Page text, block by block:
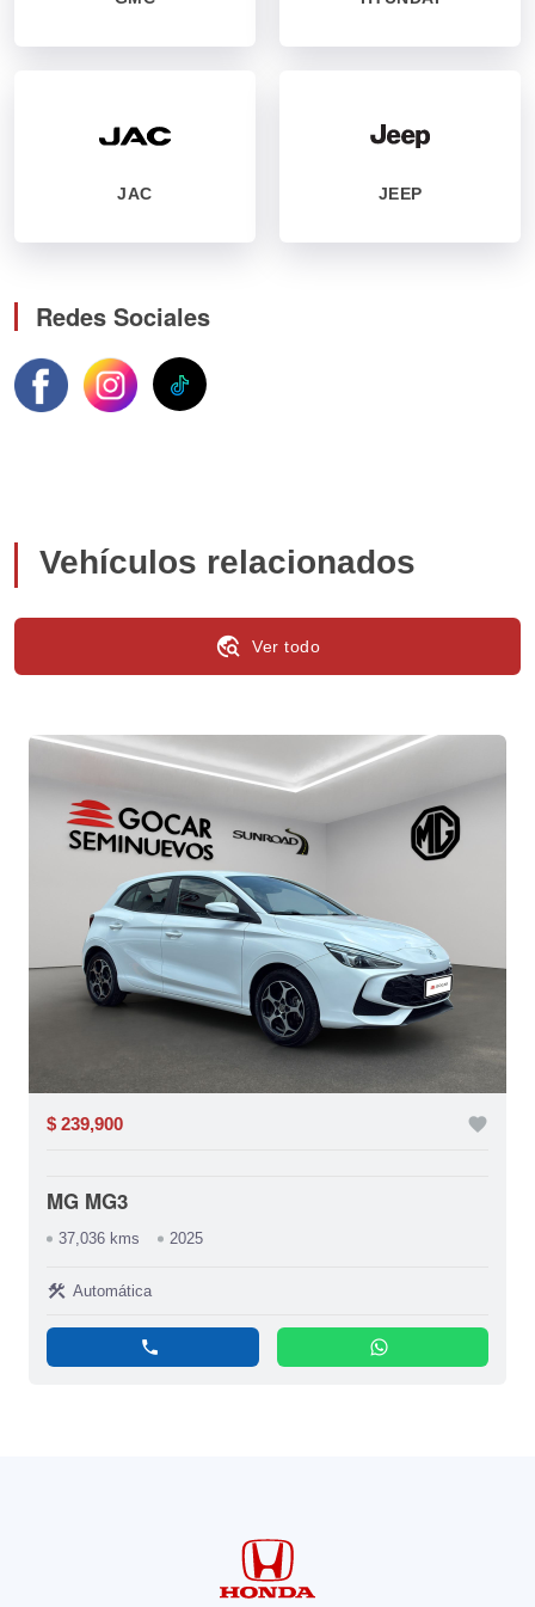
JAC JEEP
Redes Sociales
Vehículos relacionados
travel_explore Ver todo
$ 239,900 favorite
MG MG3
37,036 kms 2025
construction Automática
phone whatsapp